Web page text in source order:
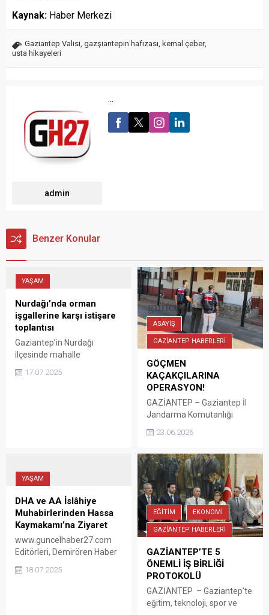
Kaynak: Haber Merkezi
Gaziantep Valisi gazşiantepin hafızası kemal çeber,
usta hikayeleri
admin
...
Benzer Konular
YAŞAM
Nurdağı’nda orman
işgallerine karşı istişare
toplantısı
Gaziantep’in Nurdağı
ilçesinde mahalle
toplantısı gerçekleştirildi.
17.07.2025
ASAYİŞ
GAZİANTEP HABERLERİ
GÖÇMEN
KAÇAKÇILARINA
OPERASYON!
GAZİANTEP – Gaziantep İl
Jandarma Komutanlığı
kaçakçılığı ve insan
kapsamında Cumhuriyet
Başsavcılığı koordinesinde
yürütülen çalışmalar
kapsamında İslahiye
ilçesindeki asayiş uygulama
noktasında şüphe üzerine
durdurulan bir araçta 3
düzensiz göçmen yakalandı.
Araç sürücüsü E.H.’nin,
düzensiz göçmenlerin
edilerek gözaltına alındı.
Soruşturmanın
23.06.2026
YAŞAM
DHA ve AA İslâhiye
Muhabirlerinden Hassa
Kaymakamı’na Ziyaret
www.guncelhaber27.com
Editörleri, Demirören Haber
muhabiri Kadir Çelik ile
18.07.2025
EĞİTİM EKONOMİ
GAZİANTEP HABERLERİ
GAZİANTEP’TE 5
ÖNEMLİ İŞ BİRLİĞİ
PROTOKOLÜ
GAZİANTEP – Gaziantep’te
eğitim, teknoloji, spor ve